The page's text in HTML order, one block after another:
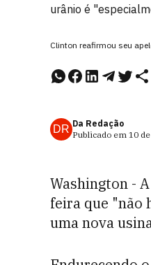
urânio é
Clinton reafirmou seu
DR Da Redação
Publicado em 10
Washington -
feira que "não
uma nova